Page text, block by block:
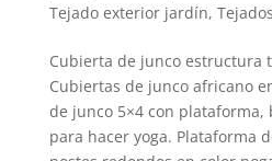
Tejado exterior jardín,
Cubierta de junco estructura
Cubiertas de junco africano
de junco 5×4 con plataforma,
para hacer yoga. Plataforma